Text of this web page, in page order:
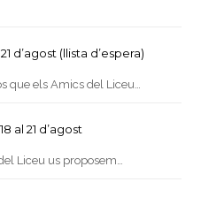
d’agost (llista d’espera)
que els Amics del Liceu…
al 21 d’agost
Liceu us proposem…